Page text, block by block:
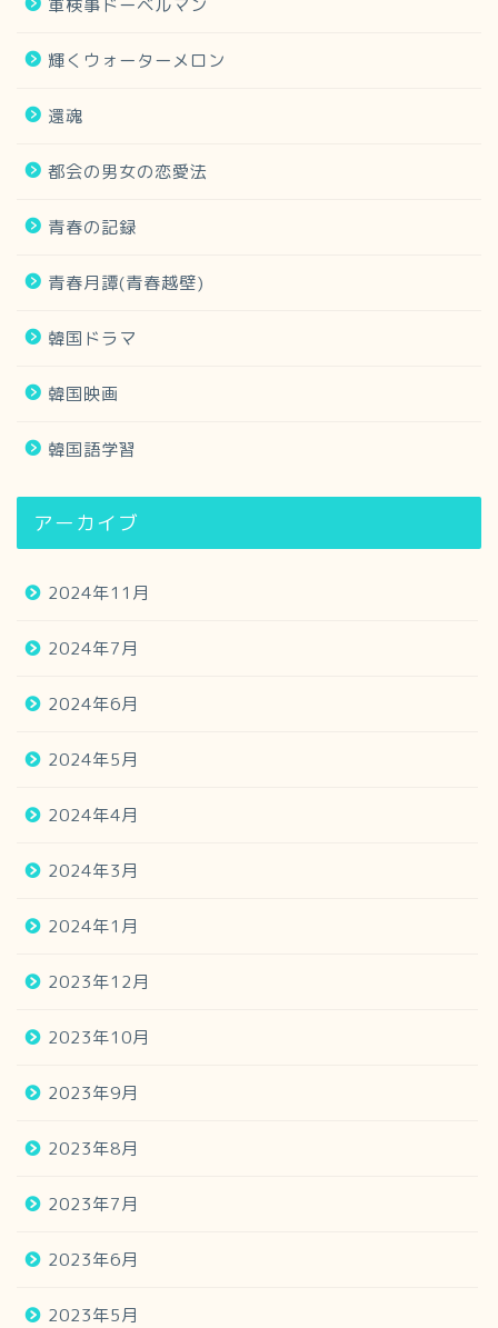
軍検事ドーベルマン
輝くウォーターメロン
還魂
都会の男女の恋愛法
青春の記録
青春月譚(青春越壁)
韓国ドラマ
韓国映画
韓国語学習
アーカイブ
2024年11月
2024年7月
2024年6月
2024年5月
2024年4月
2024年3月
2024年1月
2023年12月
2023年10月
2023年9月
2023年8月
2023年7月
2023年6月
2023年5月